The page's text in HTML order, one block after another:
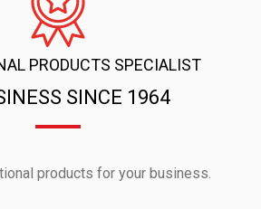
PRODUCTS SPECIALIST
SINCE 1964
products for your business.